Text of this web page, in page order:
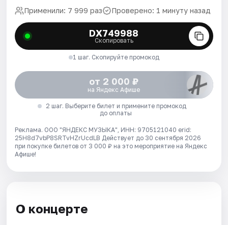
Применили: 7 999 раз Проверено: 1 минуту назад
DX749988
Скопировать
1 шаг. Скопируйте промокод
от 2 000 ₽
на Яндекс Афише
2 шаг. Выберите билет и примените промокод
до оплаты
Реклама. ООО "ЯНДЕКС МУЗЫКА", ИНН: 9705121040 erid:
25H8d7vbP8SRTvHZrUcdLB Действует до 30 сентября 2026
при покупке билетов от 3 000 ₽ на это мероприятие на Яндекс
Афише!
О концерте